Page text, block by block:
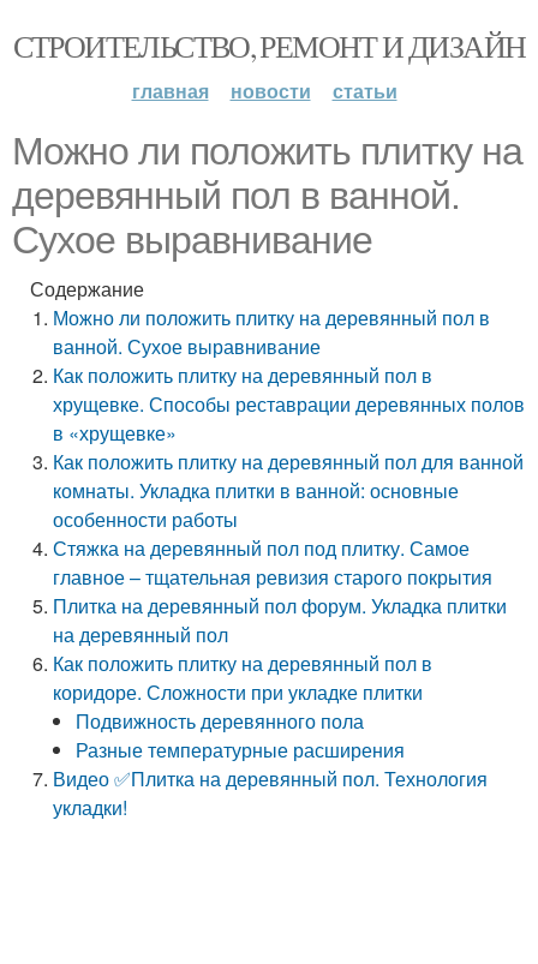
СТРОИТЕЛЬСТВО, РЕМОНТ И ДИЗАЙН
главная новости статьи
Можно ли положить плитку на
деревянный пол в ванной.
Сухое выравнивание
Содержание
Можно ли положить плитку на деревянный пол в
ванной. Сухое выравнивание
Как положить плитку на деревянный пол в
хрущевке. Способы реставрации деревянных полов
в «хрущевке»
Как положить плитку на деревянный пол для ванной
комнаты. Укладка плитки в ванной: основные
особенности работы
Стяжка на деревянный пол под плитку. Самое
главное – тщательная ревизия старого покрытия
Плитка на деревянный пол форум. Укладка плитки
на деревянный пол
Как положить плитку на деревянный пол в
коридоре. Сложности при укладке плитки
Подвижность деревянного пола
Разные температурные расширения
Видео ✅Плитка на деревянный пол. Технология
укладки!